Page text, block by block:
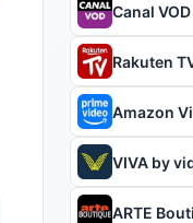
Canal VOD
Rakuten
Amazon
VIVA by
ARTE